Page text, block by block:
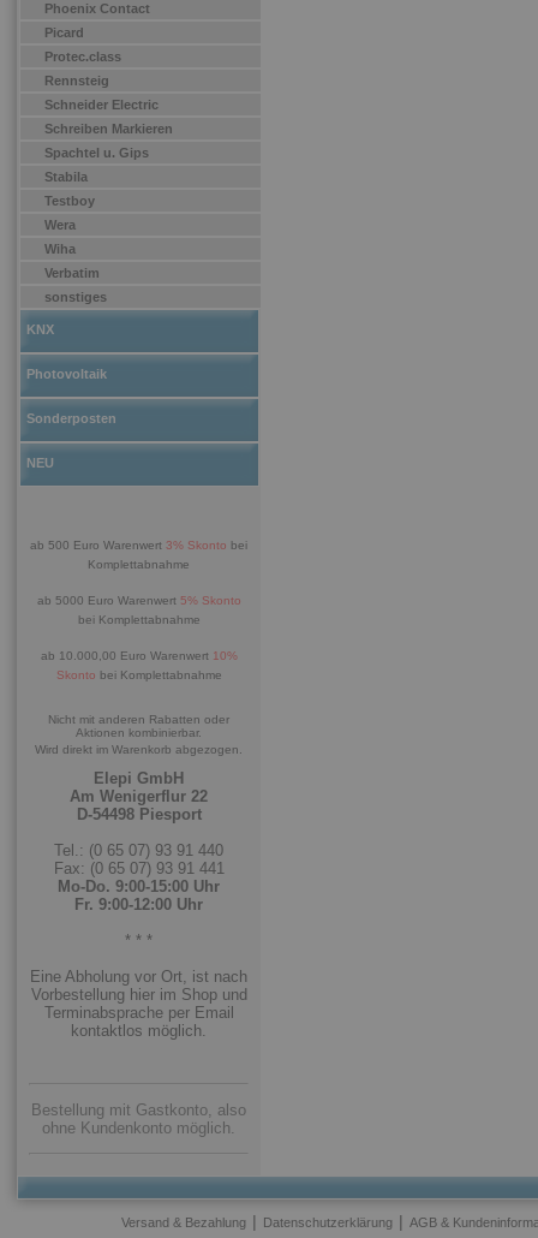
Phoenix Contact
Picard
Protec.class
Rennsteig
Schneider Electric
Schreiben Markieren
Spachtel u. Gips
Stabila
Testboy
Wera
Wiha
Verbatim
sonstiges
KNX
Photovoltaik
Sonderposten
NEU
ab 500 Euro Warenwert 3% Skonto bei
Komplettabnahme
ab 5000 Euro Warenwert 5% Skonto
bei Komplettabnahme
ab 10.000,00 Euro Warenwert 10%
Skonto bei Komplettabnahme
Nicht mit anderen Rabatten oder
Aktionen kombinierbar.
Wird direkt im Warenkorb abgezogen.
Elepi GmbH
Am Wenigerflur 22
D-54498 Piesport
Tel.: (0 65 07) 93 91 440
Fax: (0 65 07) 93 91 441
Mo-Do. 9:00-15:00 Uhr
Fr. 9:00-12:00 Uhr
* * *
Eine Abholung vor Ort, ist nach
Vorbestellung hier im Shop und
Terminabsprache per Email
kontaktlos möglich.
Bestellung mit Gastkonto, also
ohne Kundenkonto möglich.
Versand & Bezahlung | Datenschutzerklärung | AGB &